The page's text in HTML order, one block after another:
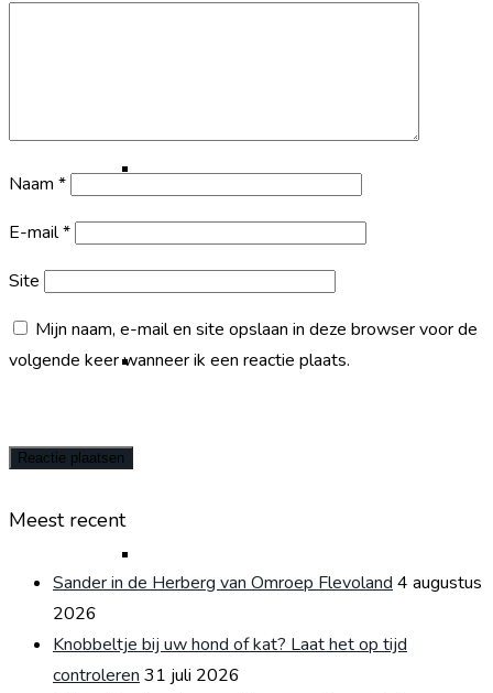
Tandheelkunde
Vaccinatie
Naam *
E-mail*
Site
Mijn naam, e-mail en site opslaan in deze browser voor de
volgende keer wanneer ik een reactie plaats.
Meest recent
Sander in de Herberg van Omroep Flevoland 4 augustus
2026
Knobbeltje bij uw hond of kat? Laat het op tijd
controleren 31 juli 2026